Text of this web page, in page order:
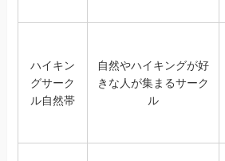
ハイキン
グサーク
ル自然帯
自然やハイキングが好
きな人が集まるサーク
ル